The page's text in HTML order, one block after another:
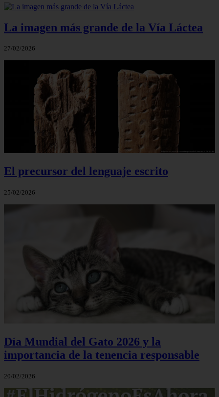
La imagen más grande de la Vía Láctea
27/02/2026
El precursor del lenguaje escrito
25/02/2026
Día Mundial del Gato 2026 y la
importancia de la tenencia responsable
20/02/2026